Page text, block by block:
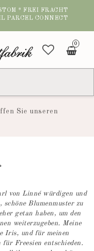
* FREI FRACHT
PARCEL CONNECT
0
Sie unseren
von Linné würdigen und
Blumenmuster zu
getan haben, um den
weiterzugeben. Meine
Iris, und für meinen
Freesien entschieden.